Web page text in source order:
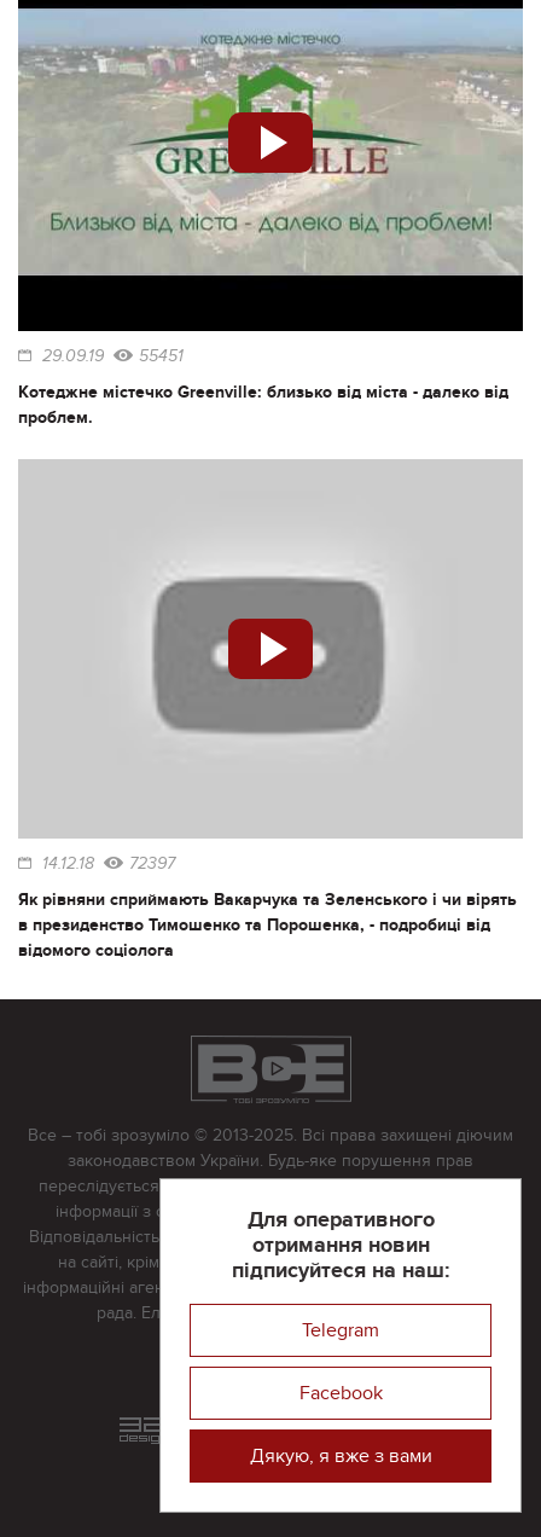
29.09.19 55451
Котеджне містечко Greenville: близько від міста - далеко від
проблем.
14.12.18 72397
Як рівняни сприймають Вакарчука та Зеленського і чи вірять
в президенство Тимошенко та Порошенка, - подробиці від
відомого соціолога
Для оперативного
отримання новин
підписуйтеся на наш:
Telegram
Facebook
Дякую, я вже з вами
Все – тобі зрозуміло © 2013-2025. Всі права захищені діючим
законодавством України. Будь-яке порушення прав
переслідується в судовому порядку. Будь-яке відтворення
інформації з сайту тільки з письмово дозволу редакції.
Відповідальність за достовірність усіх матеріалів, розміщених
на сайті, крім матеріалів, які містять посилання на інші
інформаційні агентства або інтернет-видання, несе редакційна
рада. Електронна пошта:
Реклама на сайті
Розроблений та підтримується